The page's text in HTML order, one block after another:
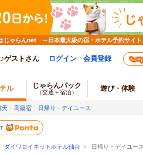
じゃらんnet ～日本最大級の宿・ホテル予約サイト
ゲストさん ログイン 会員登録
ル じゃらんパック
（交通＋宿泊） 遊び・体験
天 高級宿 日帰り・デイユース
ダイワロイネットホテル仙台 > 日帰り・デイユー